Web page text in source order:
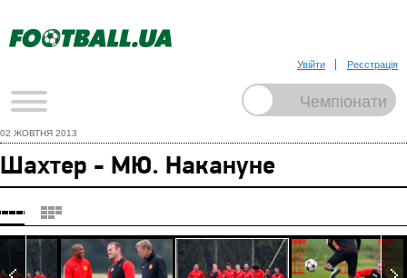
Увійти Реєстрація
02 ЖОВТНЯ 2013
Шахтер - МЮ. Накануне